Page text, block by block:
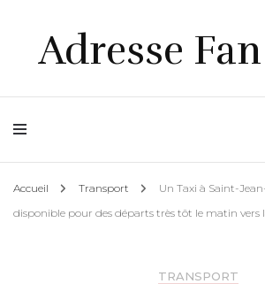
Adresse
Accueil Transport
Un Taxi à Saint-
disponible pour des départs très tôt le matin vers
TRANSPORT